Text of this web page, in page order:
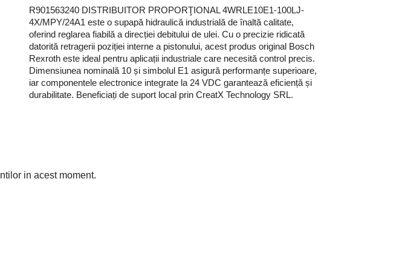
R901563240 DISTRIBUITOR PROPORŢIONAL 4WRLE10E1-100LJ-
4X/MPY/24A1 este o supapă hidraulică industrială de înaltă calitate,
oferind reglarea fiabilă a direcției debitului de ulei. Cu o precizie ridicată
datorită retragerii poziției interne a pistonului, acest produs original Bosch
Rexroth este ideal pentru aplicații industriale care necesită control precis.
Dimensiunea nominală 10 și simbolul E1 asigură performanțe superioare,
iar componentele electronice integrate la 24 VDC garantează eficiență și
durabilitate. Beneficiați de suport local prin CreatX Technology SRL.
in acest moment.